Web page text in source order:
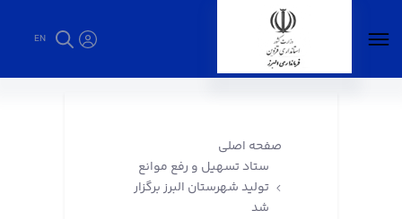
EN
صفحه اصلی
ستاد تسهیل و رفع موانع
تولید شهرستان البرز برگزار
شد